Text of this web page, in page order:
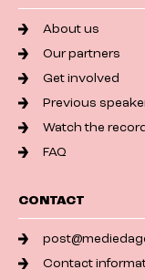
About us
Our partners
Get involved
Previous
Watch the
FAQ
CONTACT
Contact